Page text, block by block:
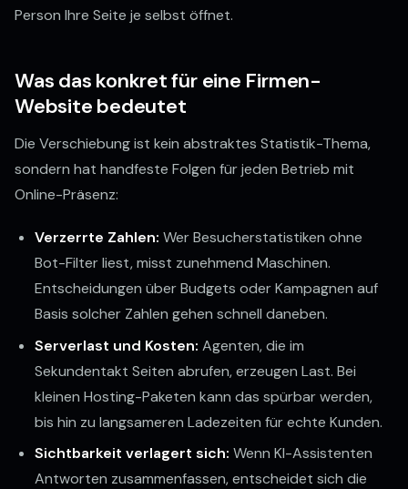
Person Ihre Seite je selbst öffnet.
Was das konkret für eine Firmen-
Website bedeutet
Die Verschiebung ist kein abstraktes Statistik-Thema,
sondern hat handfeste Folgen für jeden Betrieb mit
Online-Präsenz:
Verzerrte Zahlen: Wer Besucherstatistiken ohne
Bot-Filter liest, misst zunehmend Maschinen.
Entscheidungen über Budgets oder Kampagnen auf
Basis solcher Zahlen gehen schnell daneben.
Serverlast und Kosten: Agenten, die im
Sekundentakt Seiten abrufen, erzeugen Last. Bei
kleinen Hosting-Paketen kann das spürbar werden,
bis hin zu langsameren Ladezeiten für echte Kunden.
Sichtbarkeit verlagert sich: Wenn KI-Assistenten
Antworten zusammenfassen, entscheidet sich die